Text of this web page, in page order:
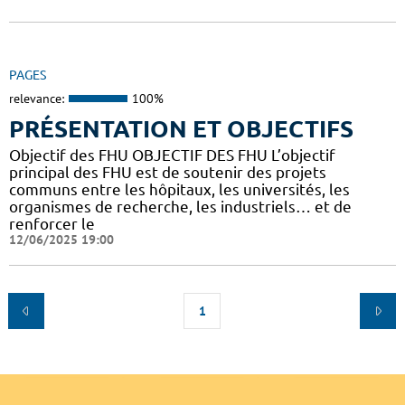
PAGES
relevance: 100%
PRÉSENTATION ET OBJECTIFS
Objectif des FHU OBJECTIF DES FHU L’objectif
principal des FHU est de soutenir des projets
communs entre les hôpitaux, les universités, les
organismes de recherche, les industriels… et de
renforcer le
12/06/2025 19:00
1